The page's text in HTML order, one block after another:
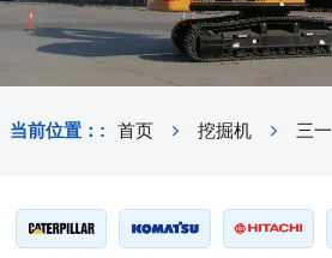
当前位置：: 首页 挖掘机 三一